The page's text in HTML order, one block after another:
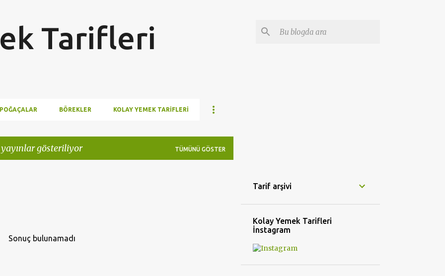
Tarifleri
POĞAÇALAR BÖREKLER KOLAY YEMEK TARIFLERI
gösteriliyor TÜMÜNÜ GÖSTER
Sonuç bulunamadı
Tarif arşivi
Kolay Yemek Tarifleri
İnstagram